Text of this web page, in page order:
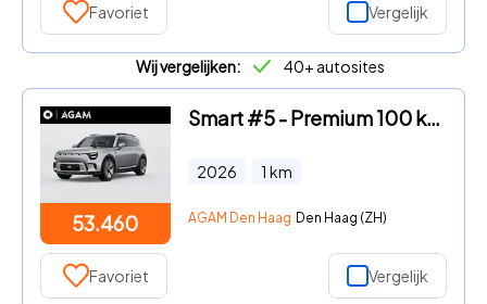
Favoriet Vergelijk
Wij vergelijken: 40+ autosites
53.460
Smart #5 - Premium 100 kWh
2026 1 km
AGAM Den Haag Den Haag (ZH)
Favoriet Vergelijk